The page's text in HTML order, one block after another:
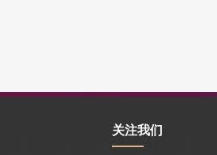
关注我们